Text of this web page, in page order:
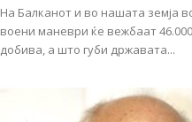
На Балканот и во нашата земја
воени маневри ќе вежбаат
добива, а што губи државата...